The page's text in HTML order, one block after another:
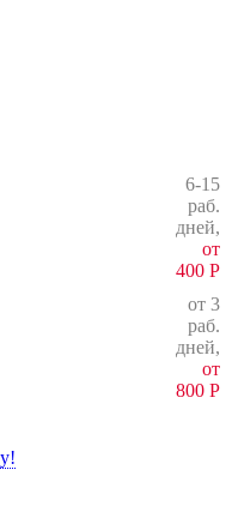
6-15
раб.
дней,
от
400 Р
от 3
раб.
дней,
от
800 Р